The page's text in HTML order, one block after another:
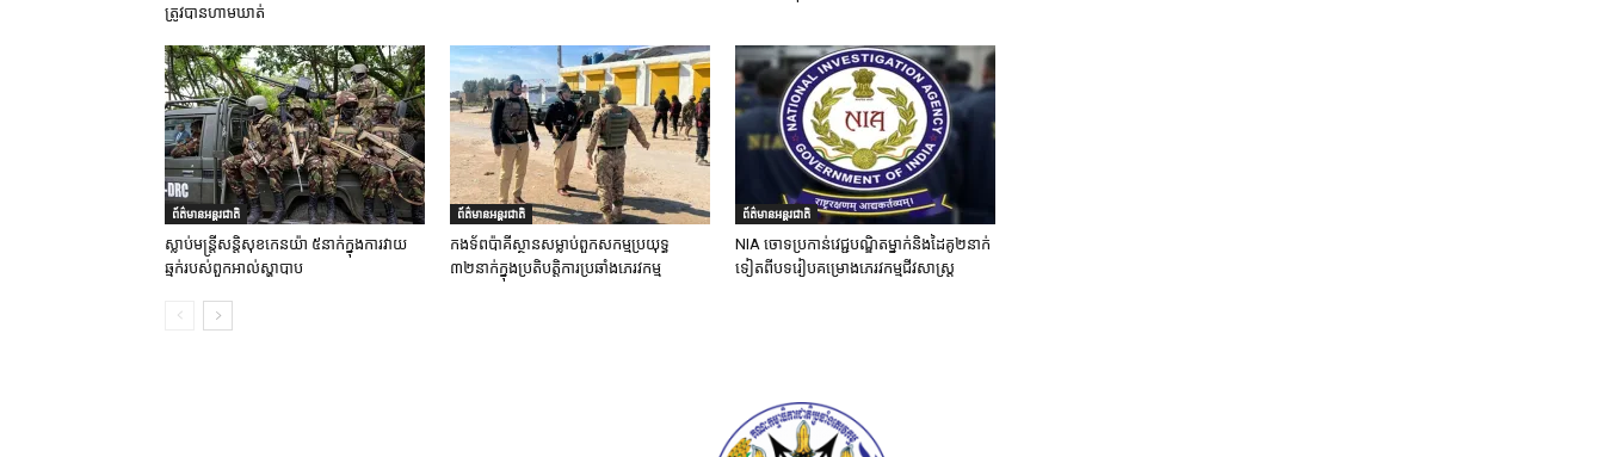
ត្រូវបានហាមឃាត់
ព័ត៌មានអន្តរជាតិ
ស្លាប់មន្ត្រីសន្តិសុខកេនយ៉ា ៥នាក់ក្នុងការវាយ
ឆ្មក់របស់ពួកអាល់ស្ហាបាប
ព័ត៌មានអន្តរជាតិ
កងទ័ពប៉ាគីស្ថានសម្លាប់ពួកសកម្មប្រយុទ្ធ
៣២នាក់ក្នុងប្រតិបត្តិការប្រឆាំងភេរវកម្ម
ព័ត៌មានអន្តរជាតិ
NIA ចោទប្រកាន់វេជ្ជបណ្ឌិតម្នាក់និងដៃគូ២នាក់
ទៀតពីបទរៀបគម្រោងភេរវកម្មជីវសាស្ត្រ